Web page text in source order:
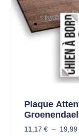
Plaque
11,17 € – 19,99